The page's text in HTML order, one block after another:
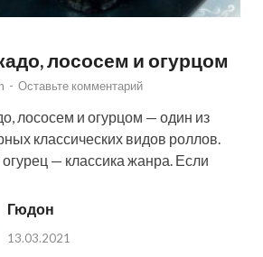
лососем и огурцом
- Оставьте комментарий
лососем и огурцом — один из
классических видов роллов.
— классика жанра. Если
Гюдон
13.03.2021